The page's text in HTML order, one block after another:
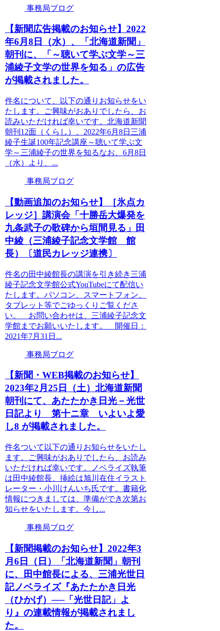
事務局ブログ
【新聞広告掲載のお知らせ】2022
年6月8日（水）、「北海道新聞」
朝刊に、「～聴いて学ぶ文学～三
浦綾子文学の世界を知る」の広告
が掲載されました。
件名について、以下の通りお知らせをい
たします。ご興味がおありでしたら、お
読みいただければ幸いです。北海道新聞
朝刊12面（くらし）、2022年6月8日三浦
綾子生誕100年記念講座～聴いて学ぶ文
学～三浦綾子の世界を知るなお、6月8日
（水）より、...
事務局ブログ
【動画追加のお知らせ】［氷点カ
レッジ］講演会「十勝岳大爆発を
九条武子の歌碑から垣間見る」田
中綾（三浦綾子記念文学館 館
長）〔道民カレッジ連携〕
件名の田中綾館長の講演を引き続き三浦
綾子記念文学館公式YouTubeにて配信い
たします。パソコン、スマートフォン、
タブレット等でごゆっくりご覧くださ
い。 お問い合わせは、三浦綾子記念文
学館までお願いいたします。 開催日：
2021年7月31日...
事務局ブログ
【新聞・WEB掲載のお知らせ】
2023年2月25日（土）北海道新聞
朝刊にて、あたたかき日光－光世
日記より 第十ニ章 いよいよ愛
し8 が掲載されました。
件名ついて以下の通りお知らせをいたし
ます。ご興味がおありでしたら、お読み
いただければ幸いです。ノベライズ執筆
は田中綾館長、挿絵は旭川在住イラスト
レーター・小川けんいち氏です。書籍化
情報につきましては、準備ができ次第お
知らせをいたします。今し...
事務局ブログ
【新聞掲載のお知らせ】2022年3
月6日（日）「北海道新聞」朝刊
に、田中館長による、三浦光世日
記ノベライズ『あたたかき日光
（ひかげ）──「光世日記」よ
り』の連載情報が掲載されまし
た。